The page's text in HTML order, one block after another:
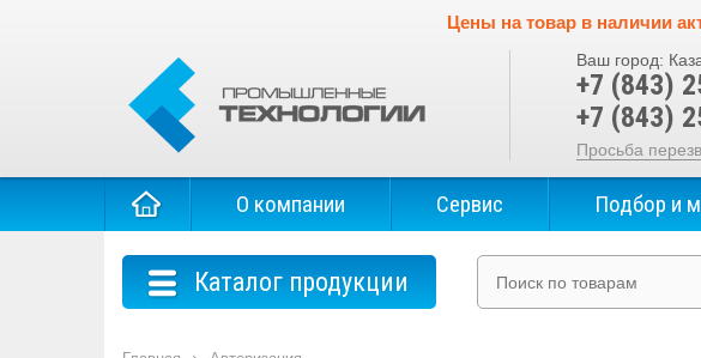
Цены на товар в наличии
Ваш город:
+7 (843)
+7 (843)
Просьба
О компании Сервис Подбор и
Каталог продукции